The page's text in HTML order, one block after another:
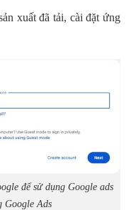
xuất đã tải, cài đặt ứng
để sử dụng Google ads
Google Ads